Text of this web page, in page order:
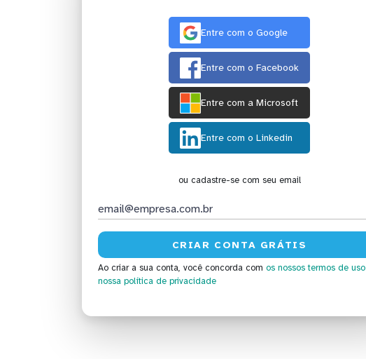
Entre com o Google
Entre com o Facebook
Entre com a Microsoft
Entre com o Linkedin
ou cadastre-se com seu email
Ao criar a sua conta, você concorda com os nossos termos de uso
nossa política de privacidade